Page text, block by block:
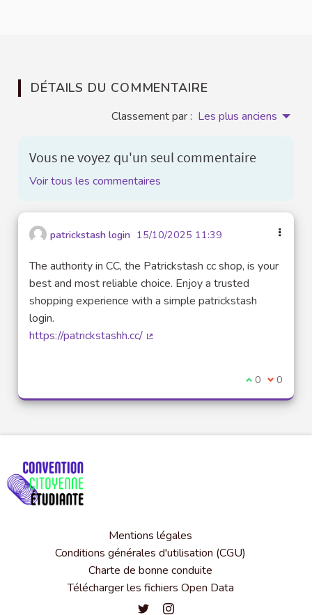
DÉTAILS DU COMMENTAIRE
Classement par : Les plus anciens
Vous ne voyez qu'un seul commentaire
Voir tous les commentaires
patrickstash login 15/10/2025 11:39
The authority in CC, the Patrickstash cc shop, is your
best and most reliable choice. Enjoy a trusted
shopping experience with a simple patrickstash
login.
https://patrickstashh.cc/
Je suis
0 Je ne
0
Mentions légales
Conditions générales d'utilisation (CGU)
Charte de bonne conduite
Télécharger les fichiers Open Data
Convention citoyenne étudiante
Convention citoyenne